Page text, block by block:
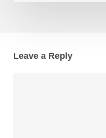
Leave a Reply